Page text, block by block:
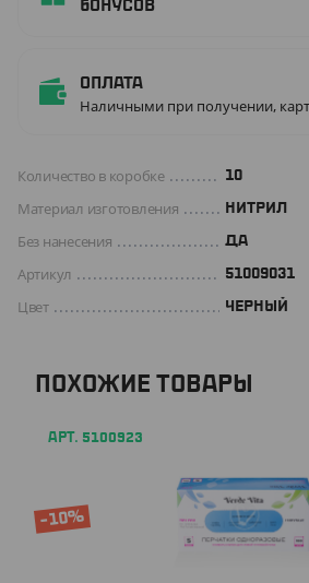
бонусов
Оплата
Наличными при получении,
Количество в коробке 10
Материал изготовления НИТРИЛ
Без нанесения ДА
Артикул 51009031
Цвет ЧЕРНЫЙ
ПОХОЖИЕ ТОВАРЫ
АРТ. 5100923
-10%